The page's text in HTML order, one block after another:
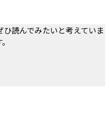
読んでみたいと考えていま